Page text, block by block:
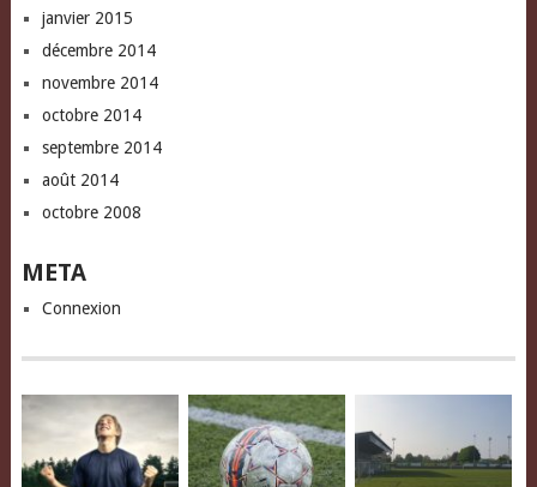
janvier 2015
décembre 2014
novembre 2014
octobre 2014
septembre 2014
août 2014
octobre 2008
META
Connexion